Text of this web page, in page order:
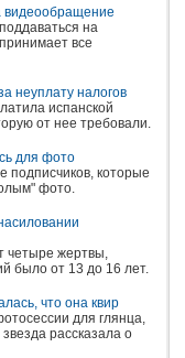
видеообращение
на
все
неуплату налогов
испанской
от нее требовали.
для фото
подписчиков, которые
фото.
четыре жертвы,
было от 13 до 16 лет.
что она квир
для глянца,
рассказала о